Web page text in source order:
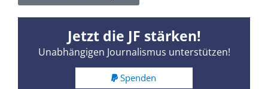
Jetzt die JF stärken!
Unabhängigen Journalismus unterstützen!
Spenden